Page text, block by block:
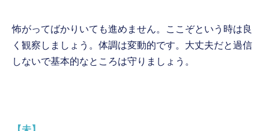
怖がってばかりいても進めません。ここぞという時は良
く観察しましょう。体調は変動的です。大丈夫だと過信
しないで基本的なところは守りましょう。